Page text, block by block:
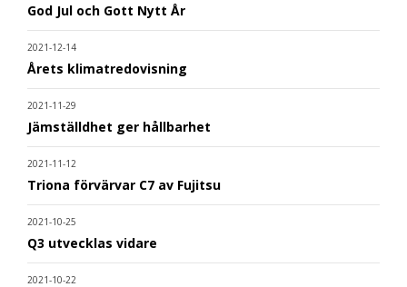
God Jul och Gott Nytt År
2021-12-14
Årets klimatredovisning
2021-11-29
Jämställdhet ger hållbarhet
2021-11-12
Triona förvärvar C7 av Fujitsu
2021-10-25
Q3 utvecklas vidare
2021-10-22